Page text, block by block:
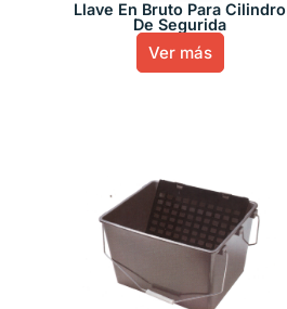
Llave En Bruto Para Cilindro
De Segurida
Ver más